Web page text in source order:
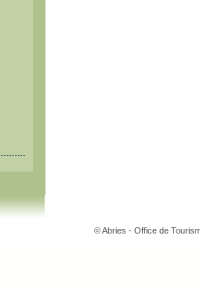
© Abries - Office de